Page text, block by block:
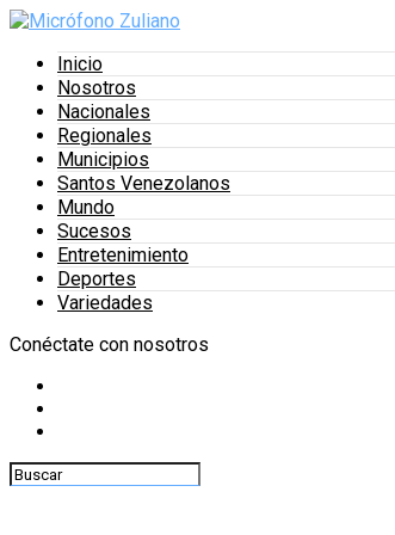
Inicio
Nosotros
Nacionales
Regionales
Municipios
Santos Venezolanos
Mundo
Sucesos
Entretenimiento
Deportes
Variedades
Conéctate con nosotros